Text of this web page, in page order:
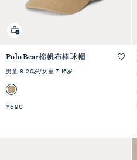
快速预览
Polo Bear棉帆布棒球帽
男童 8-20岁/女童 7-16岁
¥690